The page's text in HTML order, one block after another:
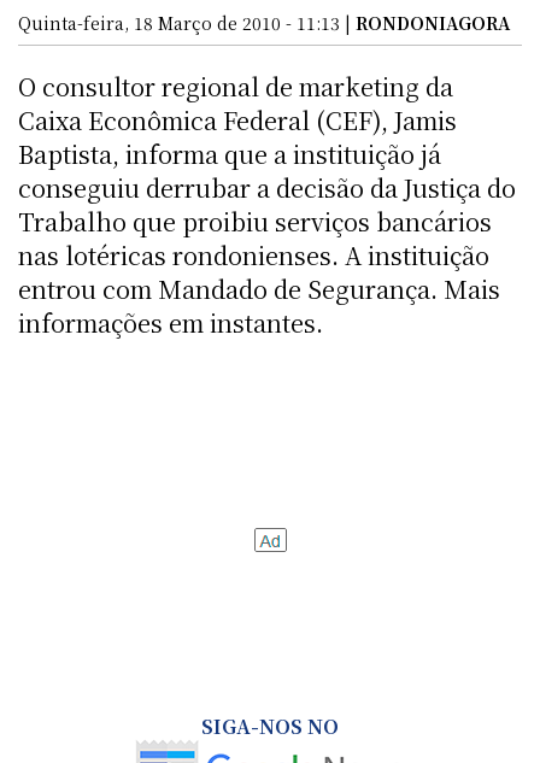
Quinta-feira, 18 Março de 2010 - 11:13 | RONDONIAGORA
O consultor regional de marketing da
Caixa Econômica Federal (CEF), Jamis
Baptista, informa que a instituição já
conseguiu derrubar a decisão da Justiça do
Trabalho que proibiu serviços bancários
nas lotéricas rondonienses. A instituição
entrou com Mandado de Segurança. Mais
informações em instantes.
SIGA-NOS NO